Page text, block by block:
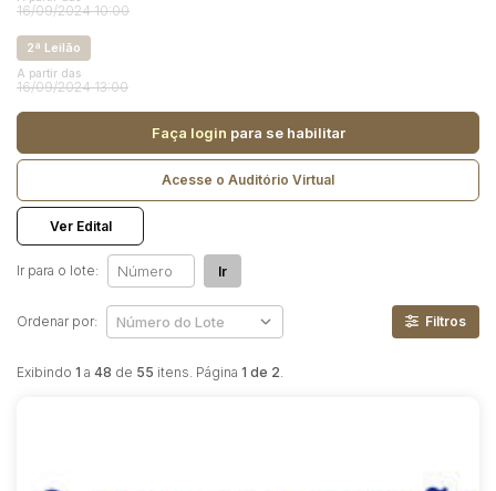
16/09/2024 10:00
2ª Leilão
A partir das
16/09/2024 13:00
Faça login para se habilitar
Acesse o Auditório Virtual
Ver Edital
Exibindo 1 a 48 de 55 itens. Página 1 de 2.
Ir para o lote: Ir
Ordenar por: Filtros